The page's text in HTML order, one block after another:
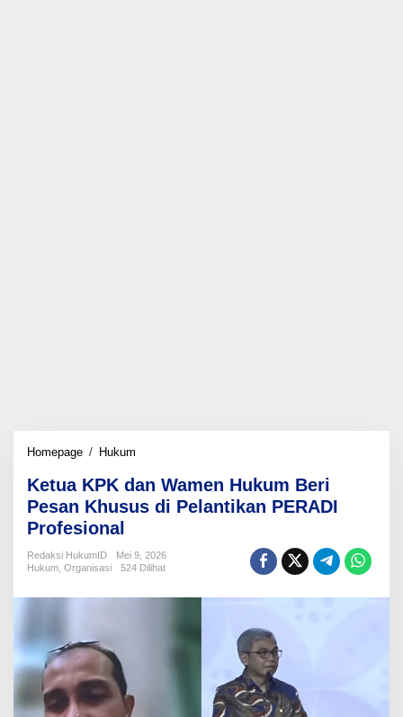
Homepage / Hukum
dan
Wamen
Hukum
Pesan
Khusus
Pelantikan
Ketua KPK dan Wamen Hukum Beri
Pesan Khusus di Pelantikan PERADI
Profesional
Redaksi HukumID
Mei 9, 2026
Hukum Organisasi 524 Dilihat